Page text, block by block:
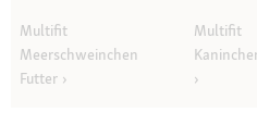
Multifit
Meerschweinchen
Futter
Multifit